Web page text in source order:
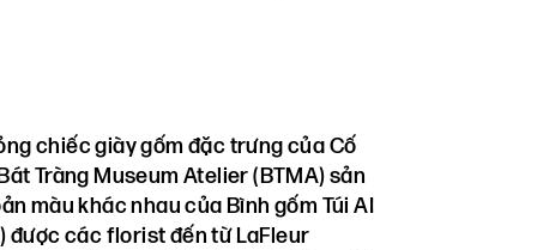
chiếc giày gốm đặc trưng của Cố
Tràng Museum Atelier (BTMA) sản
màu khác nhau của Bình gốm Túi AI
được các florist đến từ LaFleur